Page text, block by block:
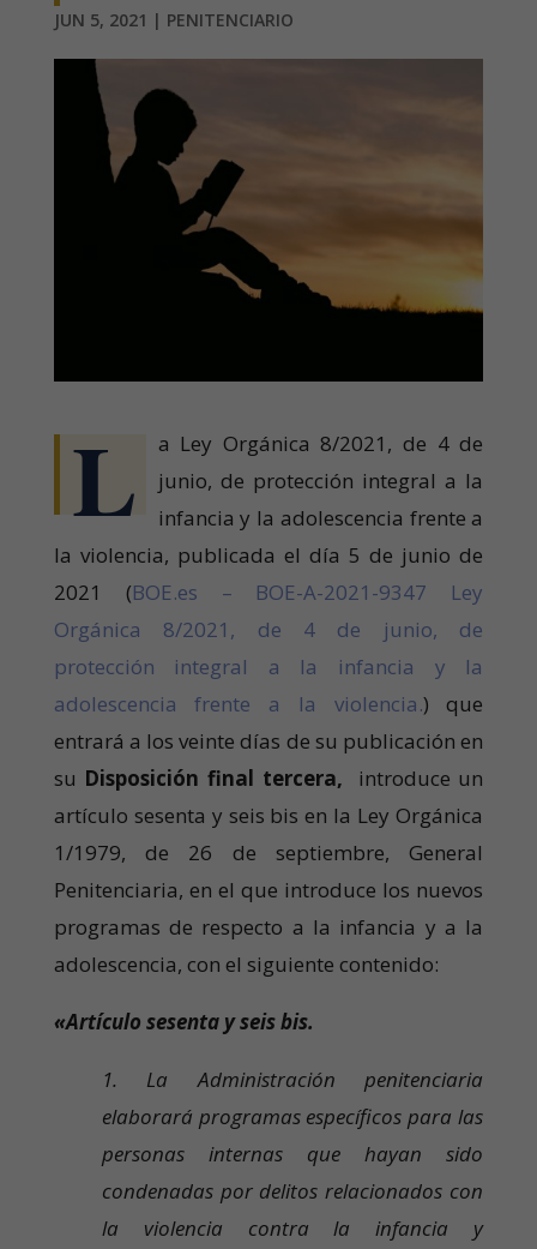
JUN 5, 2021 | PENITENCIARIO
L
a Ley Orgánica 8/2021, de 4 de
junio, de protección integral a la
infancia y la adolescencia frente a
la violencia, publicada el día 5 de junio de
2021 (BOE.es – BOE-A-2021-9347 Ley
Orgánica 8/2021, de 4 de junio, de
protección integral a la infancia y la
adolescencia frente a la violencia.) que
entrará a los veinte días de su publicación en
su Disposición final tercera,
introduce un
artículo sesenta y seis bis en la Ley Orgánica
1/1979, de 26 de septiembre, General
Penitenciaria, en el que introduce los nuevos
programas de respecto a la infancia y a la
adolescencia, con el siguiente contenido:
«Artículo sesenta y seis bis.
1. La Administración penitenciaria
elaborará programas específicos para las
personas internas que hayan sido
condenadas por delitos relacionados con
la violencia contra la infancia y